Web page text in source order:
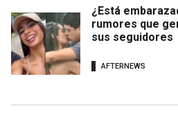
¿Está
rumores que
sus seguidores
AFTERNEWS